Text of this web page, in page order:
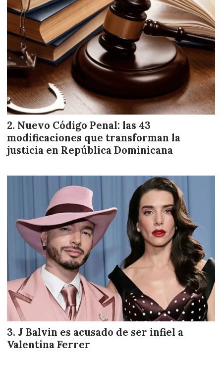
Nuevo Código Penal: las 43
modificaciones que transforman la
justicia en República Dominicana
J Balvin es acusado de ser infiel a
Valentina Ferrer